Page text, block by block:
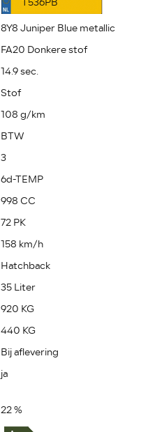
8Y8 Juniper Blue metallic
FA20 Donkere stof
14.9 sec.
Stof
108 g/km
BTW
3
6d-TEMP
998 CC
72 PK
158 km/h
Hatchback
35 Liter
920 KG
440 KG
Bij aflevering
ja
22 %